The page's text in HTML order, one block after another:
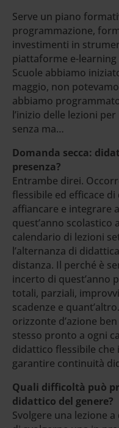
Serve un piano
programmazione,
investimenti in
piattaforme e-
Scuole abbiamo
maggio, non
abbiamo
l’inizio delle lezioni
senza ma…
Domanda secca:
presenza?
Entrambe direi.
flessibile ed efficace
affiancare e integrare
quest’anno
calendario di lezioni
l’alternanza di
distanza. Il perché è
incerto di quest’anno
totali, parziali,
scadenze e
orizzonte d’azione
stesso pronto a ogni
didattico flessibile che
garantire continuità
Quali difficoltà può
didattico del genere?
Svolgere una lezione